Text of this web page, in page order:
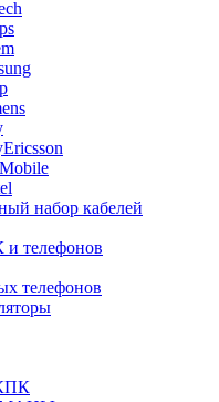
набор кабелей
телефонов
телефонов